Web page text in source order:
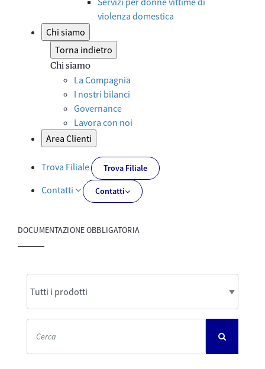
violenza domestica
Chi siamo
Torna indietro
Chi siamo
La Compagnia
I nostri bilanci
Governance
Lavora con noi
Area Clienti
Trova Filiale Trova Filiale
Contatti Contatti
DOCUMENTAZIONE OBBLIGATORIA